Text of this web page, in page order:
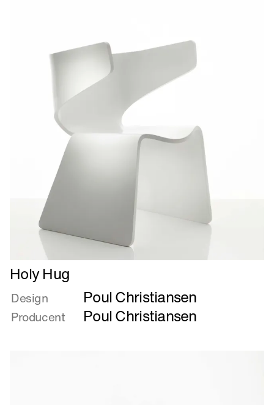
Læs
mere
om
Holy
Hug
Holy Hug
Design Poul Christiansen
Producent Poul Christiansen